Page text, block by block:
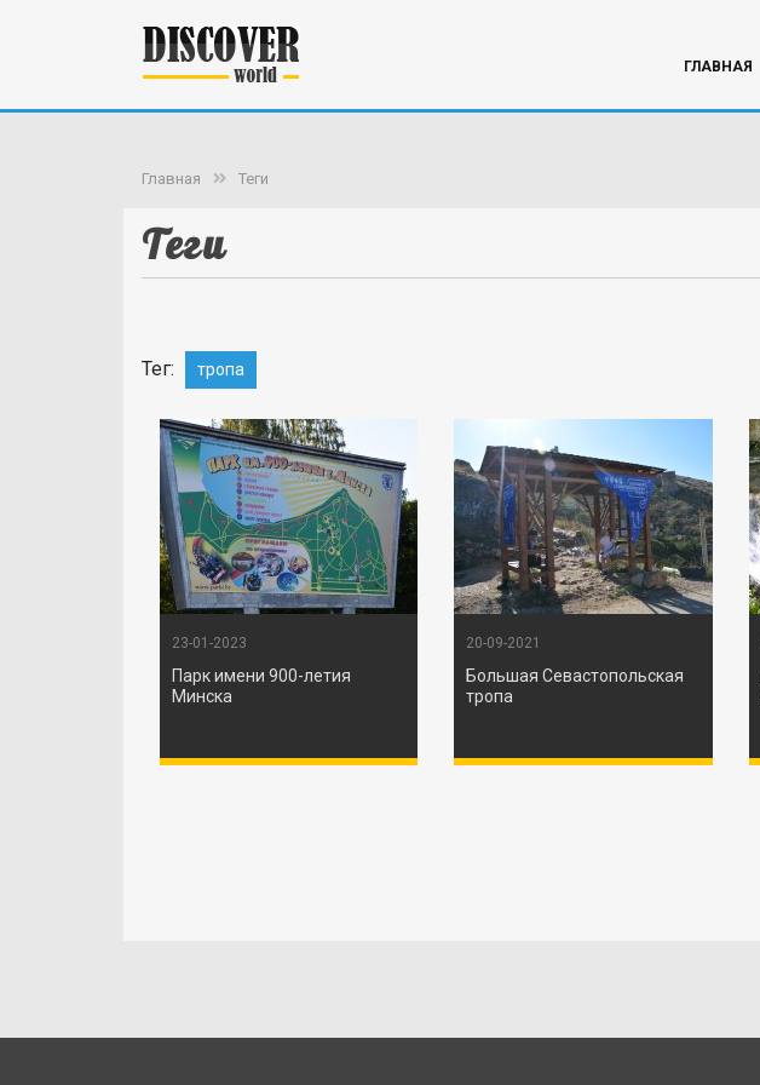
ГЛАВНАЯ
Главная Теги
Теги
Тег: тропа
23-01-2023
Парк имени 900-летия
Минска
20-09-2021
Большая Севастопольская
тропа